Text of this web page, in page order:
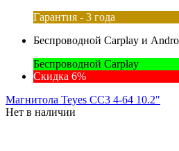
Гарантия - 3 года
Беспроводной Carplay и
Беспроводной Carplay
Скидка 6%
Магнитола Teyes CC3 4-64 10.2"
Нет в наличии